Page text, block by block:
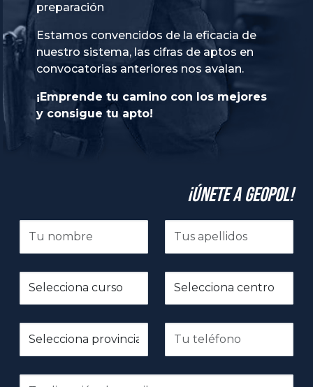
preparación
Estamos convencidos de la eficacia de
nuestro sistema, las cifras de aptos en
convocatorias anteriores nos avalan.
¡Emprende tu camino con los mejores
y consigue tu apto!
¡Únete a GeoPol!